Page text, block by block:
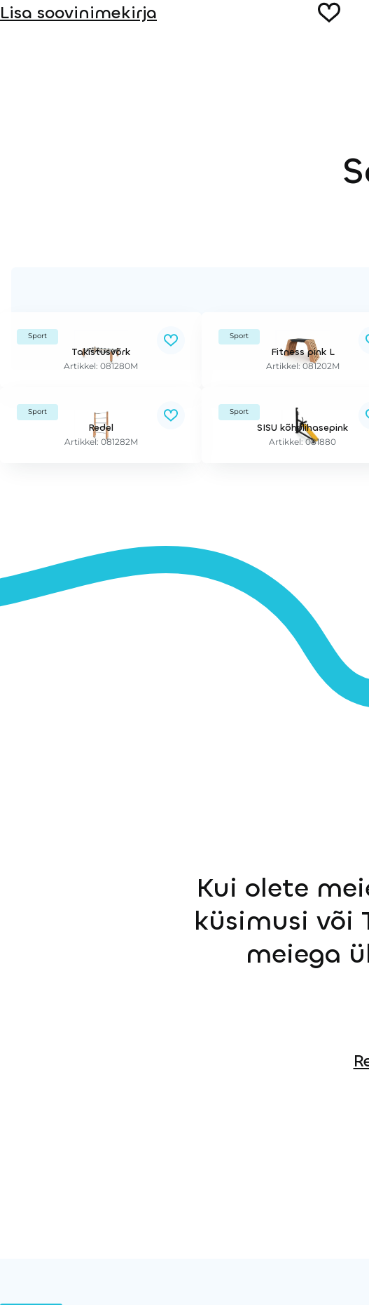
Lisa soovinimekirja
Sport
Takistusvõrk
Artikkel: 081280M
Sport
Fitness pink L
Artikkel: 081202M
Sport
Redel
Artikkel: 081282M
Sport
SISU kõhulihasepink
Artikkel: 081880
Kui olete
küsimusi või
meiega